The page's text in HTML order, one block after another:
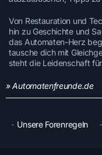
Von Restauration und
hin zu Geschichte und
das Automaten-Herz
tausche dich mit
steht die Leidenschaft
» Automatenfreunde.de
Unsere Forenregeln